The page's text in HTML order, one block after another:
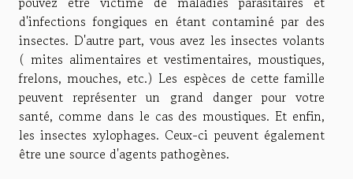
d'infections fongiques en étant contaminé par des
insectes. D'autre part, vous avez les insectes volants
( mites alimentaires et vestimentaires, moustiques,
frelons, mouches, etc.) Les espèces de cette famille
peuvent représenter un grand danger pour votre
santé, comme dans le cas des moustiques. Et enfin,
les insectes xylophages. Ceux-ci peuvent également
être une source d'agents pathogènes.